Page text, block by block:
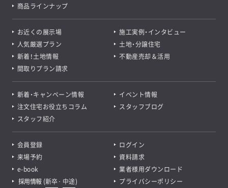
商品ラインナップ
お近くの展示場
施工実例・インタビュー
人気厳選プラン
土地・分譲住宅
新着！土地情報
不動産売却＆活用
間取りプラン請求
新着・キャンペーン情報
イベント情報
注文住宅お役立ちコラム
スタッフブログ
スタッフ紹介
会員登録
ログイン
来場予約
資料請求
e-book
業者様用ダウンロード
採用情報 (新卒･ 中途) プライバシーポリシー